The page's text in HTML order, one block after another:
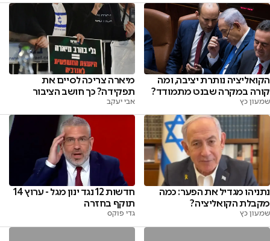
הקואליציה נותרת יציבה, ומה
קורה במקרה שבנט מתמודד?
שמעון כץ
מיארה צריכה לסיים את
תפקידה? כך חושב הציבור
אבי יעקב
נתניהו מגדיל את הפער: כמה
מקבלת הקואליציה?
שמעון כץ
חדשות 12 נגד ינון מגל - ערוץ 14
תוקף בחזרה
גדי פוקס